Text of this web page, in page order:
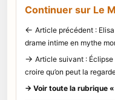
Continuer sur Le
← Article précédent :
drame intime en mythe
→ Article suivant :
croire qu’on peut la
→ Voir toute la rubrique